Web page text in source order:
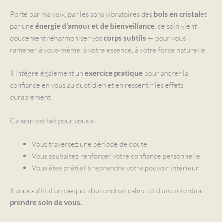
Porté par ma voix, par les sons vibratoires des bols en cristalet
par une énergie d’amour et de bienveillance, ce soin vient
doucement réharmoniser voscorps subtils — pour vous
ramener à vous-même, à votre essence, à votre force naturelle.
Il intègre également un exercice pratique pour ancrer la
confiance en vous au quotidien et en ressentir les effets
durablement.
Ce soin est fait pour vous si :
Vous traversez une période de doute
Vous souhaitez renforcer votre confiance personnelle
Vous êtes prêt(e) à reprendre votre pouvoir intérieur
Il vous suffit d’un casque, d’un endroit calme et d’une intention :
prendre soin de vous.